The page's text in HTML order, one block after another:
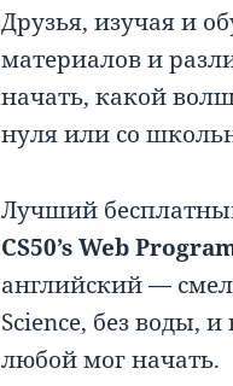
Друзья, изучая и
материалов и
начать, какой
нуля или со
Лучший
CS50’s Web
английский —
Science, без воды,
любой мог начать.